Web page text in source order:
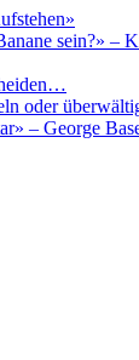
sein?» –
oder
– George